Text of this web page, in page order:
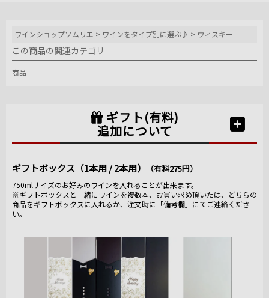
ワインショップソムリエ > ワインをタイプ別に選ぶ♪ > ウィスキー
この商品の関連カテゴリ
商品
ギフト(有料)
追加について
ギフトボックス（1本用 / 2本用） （有料275円）
750mlサイズのお好みのワインを入れることが出来ます。
※ギフトボックスと一緒にワインを複数本、お買い求め頂いたは、どちらの
商品をギフトボックスに入れるか、注文時に「備考欄」にてご連絡くださ
い。